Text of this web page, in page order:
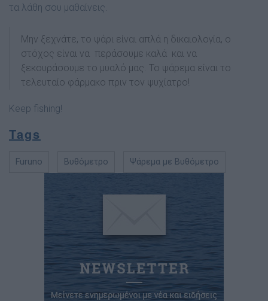
τα λάθη σου μαθαίνεις.
Μην ξεχνάτε, το ψάρι είναι απλά η δικαιολογία, ο
στόχος είναι να περάσουμε καλά και να
ξεκουράσουμε το μυαλό μας. Το ψάρεμα είναι το
τελευταίο φάρμακο πριν τον ψυχίατρο!
Keep fishing!
Tags
Furuno Βυθόμετρο Ψάρεμα με Βυθόμετρο